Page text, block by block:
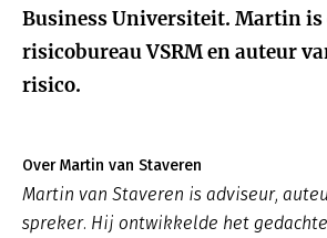
Business Universiteit. Martin is
risicobureau VSRM en auteur
risico.
Over Martin van Staveren
Martin van Staveren is adviseur,
spreker. Hij ontwikkelde het